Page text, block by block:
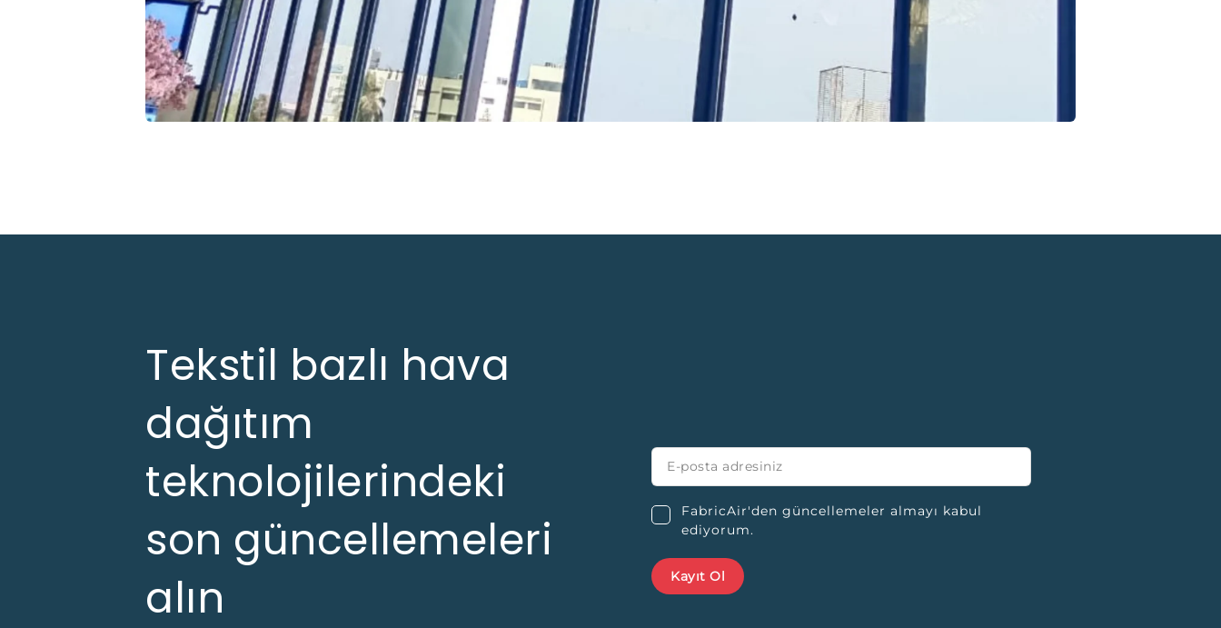
Tekstil bazlı hava
dağıtım
teknolojilerindeki
son güncellemeleri
alın
FabricAir'den güncellemeler almayı kabul
ediyorum.